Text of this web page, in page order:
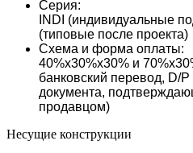
Серия:
INDI (индивидуальные
(типовые после проекта)
Схема и форма оплаты:
40%х30%х30% и
банковский перевод, D/
документа,
продавцом)
Несущие конструкции